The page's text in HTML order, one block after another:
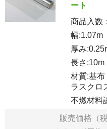
ート
商品入数：
幅:1.07m
厚み
長さ:10m
材質:基
ラスクロ
不燃材料
販売価格（